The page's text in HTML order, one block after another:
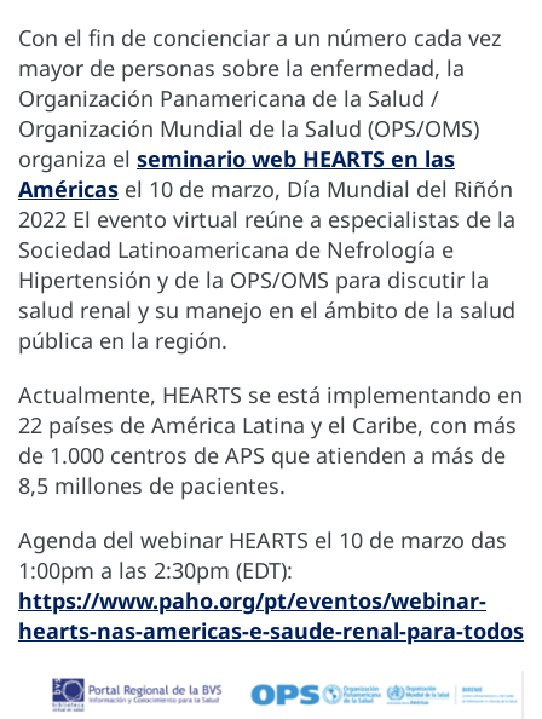
Con el fin de concienciar a un número cada vez
mayor de personas sobre la enfermedad, la
Organización Panamericana de la Salud /
Organización Mundial de la Salud (OPS/OMS)
organiza el seminario web HEARTS en las
Américas el 10 de marzo, Día Mundial del Riñón
2022 El evento virtual reúne a especialistas de la
Sociedad Latinoamericana de Nefrología e
Hipertensión y de la OPS/OMS para discutir la
salud renal y su manejo en el ámbito de la salud
pública en la región.
Actualmente, HEARTS se está implementando en
22 países de América Latina y el Caribe, con más
de 1.000 centros de APS que atienden a más de
8,5 millones de pacientes.
Agenda del webinar HEARTS el 10 de marzo das
1:00pm a las 2:30pm (EDT):
https://www.paho.org/pt/eventos/webinar-
hearts-nas-americas-e-saude-renal-para-todos